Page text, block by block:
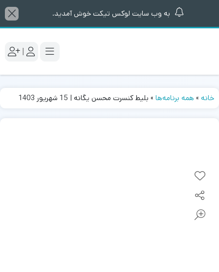
به وب سایت لوکس تیکت خوش آمدید.
|
خانه » همه برنامه‌ها » بلیط کنسرت محسن یگانه | 15 شهریور 1403